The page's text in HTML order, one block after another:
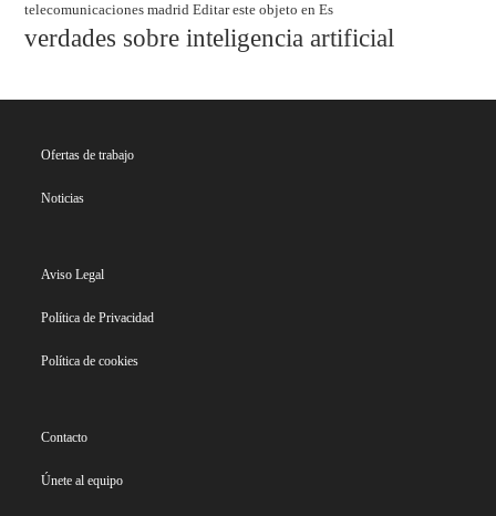
telecomunicaciones madrid Editar este objeto en Es
verdades sobre inteligencia artificial
Ofertas de trabajo
Noticias
Aviso Legal
Política de Privacidad
Política de cookies
Contacto
Únete al equipo